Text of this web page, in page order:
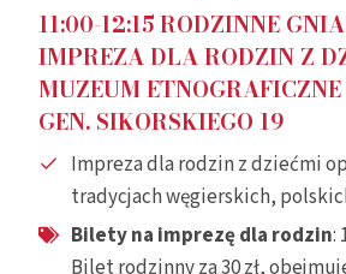
11:00-12:15RODZINNE
IMPREZA DLA RODZIN Z
MUZEUM ETNOGRAFICZNE
GEN. SIKORSKIEGO 19
Impreza dla rodzin z dziećmi
tradycjach węgierskich,
Bilety na imprezę dla rodzin:
Bilet rodzinny za 30 zł,